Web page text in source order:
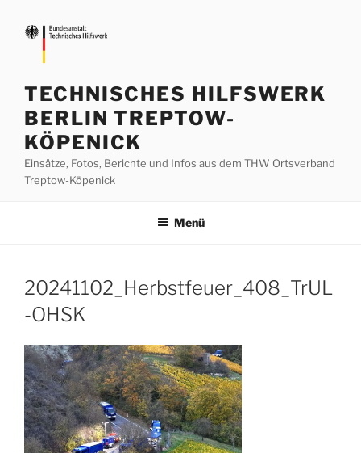
Inhalt
springen
TECHNISCHES HILFSWERK
BERLIN TREPTOW-
KÖPENICK
Einsätze, Fotos, Berichte und Infos aus dem THW Ortsverband
Treptow-Köpenick
Menü
20241102_Herbstfeuer_408_TrUL
-OHSK